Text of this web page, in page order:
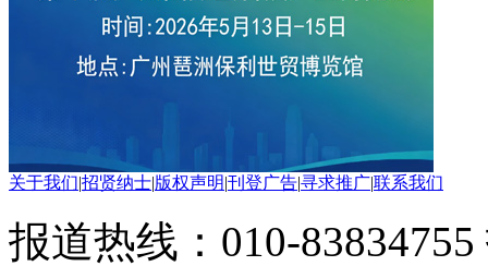
关于我们|招贤纳士|版权声明|刊登广告|寻求推广|联系我们
报道热线：010-83834755